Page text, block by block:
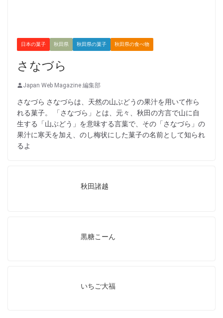
日本の菓子 秋田県 秋田県の菓子 秋田県の食べ物
さなづら
Japan Web Magazine 編集部
さなづら さなづらは、天然の山ぶどうの果汁を用いて作ら
れる菓子。 「さなづら」とは、元々、秋田の方言で山に自
生する「山ぶどう」を意味する言葉で、その「さなづら」の
果汁に寒天を加え、のし梅状にした菓子の名前として知られ
るよ
秋田諸越
黒糖こーん
いちご大福